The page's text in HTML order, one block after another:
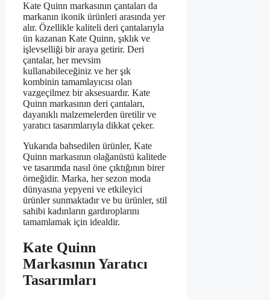
Kate Quinn markasının çantaları da
markanın ikonik ürünleri arasında yer
alır. Özellikle kaliteli deri çantalarıyla
ün kazanan Kate Quinn, şıklık ve
işlevselliği bir araya getirir. Deri
çantalar, her mevsim
kullanabileceğiniz ve her şık
kombinin tamamlayıcısı olan
vazgeçilmez bir aksesuardır. Kate
Quinn markasının deri çantaları,
dayanıklı malzemelerden üretilir ve
yaratıcı tasarımlarıyla dikkat çeker.
Yukarıda bahsedilen ürünler, Kate
Quinn markasının olağanüstü kalitede
ve tasarımda nasıl öne çıktığının birer
örneğidir. Marka, her sezon moda
dünyasına yepyeni ve etkileyici
ürünler sunmaktadır ve bu ürünler, stil
sahibi kadınların gardıroplarını
tamamlamak için idealdir.
Kate Quinn
Markasının Yaratıcı
Tasarımları